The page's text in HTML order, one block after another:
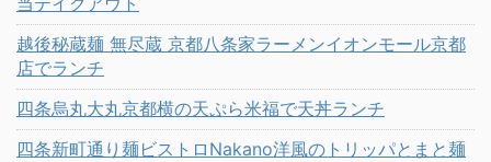
越後秘蔵麺 無尽蔵 京都八条家ラーメンイオンモール京都
店でランチ
四条烏丸大丸京都横の天ぷら米福で天丼ランチ
四条新町通り麺ビストロNakano洋風のトリッパとまと麺